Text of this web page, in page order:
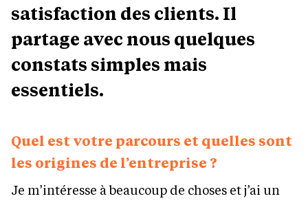
satisfaction des clients. Il
partage avec nous quelques
constats simples mais
essentiels.
Quel est votre parcours et quelles sont
les origines de l’entreprise ?
Je m’intéresse à beaucoup de choses et j’ai un